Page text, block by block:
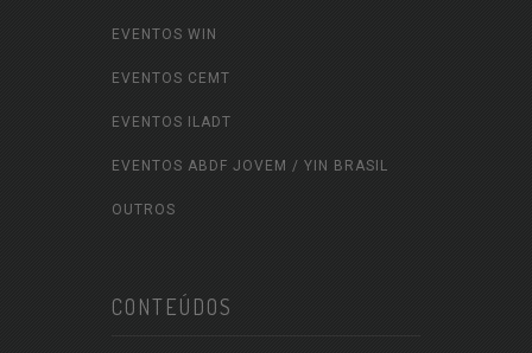
EVENTOS WIN
EVENTOS CEMT
EVENTOS ILADT
EVENTOS ABDF JOVEM / YIN BRASIL
OUTROS
CONTEÚDOS